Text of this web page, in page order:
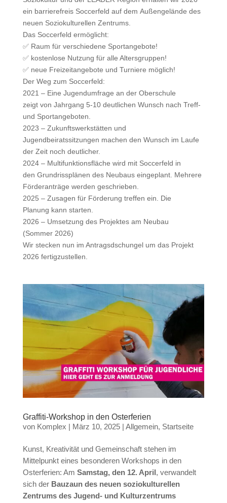
ein barrierefreis Soccerfeld auf dem Außengelände des
neuen Soziokulturellen Zentrums.
Das Soccerfeld ermöglicht:
✅ Raum für verschiedene Sportangebote!
✅ kostenlose Nutzung für alle Altersgruppen!
✅ neue Freizeitangebote und Turniere möglich!
Der Weg zum Soccerfeld:
2021 – Eine Jugendumfrage an der Oberschule
zeigt von Jahrgang 5-10 deutlichen Wunsch nach Treff-
und Sportangeboten.
2023 – Zukunftswerkstätten und
Jugendbeiratssitzungen machen den Wunsch im Laufe
der Zeit noch deutlicher.
2024 – Multifunktionsfläche wird mit Soccerfeld in
den Grundrissplänen des Neubaus eingeplant. Mehrere
Förderanträge werden geschrieben.
2025 – Zusagen für Förderung treffen ein. Die
Planung kann starten.
2026 – Umsetzung des Projektes am Neubau
(Sommer 2026)
Wir stecken nun im Antragsdschungel um das Projekt
2026 fertigzustellen.
Graffiti-Workshop in den Osterferien
von Komplex März 10, 2025| Allgemein, Startseite
Kunst, Kreativität und Gemeinschaft stehen im
Mittelpunkt eines besonderen Workshops in den
Osterferien: Am Samstag, den 12. April , verwandelt
sich der Bauzaun des neuen soziokulturellen
Zentrums des Jugend- und Kulturzentrums